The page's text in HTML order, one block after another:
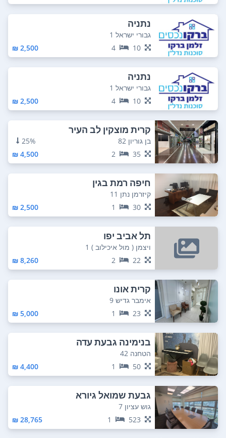
נתניה
גבורי ישראל 1
10
4
2,500 ₪
נתניה
גבורי ישראל 1
10
4
2,500 ₪
קרית מוצקין לב העיר
בן גוריון 82
25%
35
2
4,500 ₪
חיפה רמת בגין
קיזרמן נתן 11
30
1
2,500 ₪
תל אביב יפו
ויצמן ( מול איכילוב ) 1
22
2
8,260 ₪
קרית אונו
אימבר גדיש 9
23
1
5,000 ₪
בנימינה גבעת עדה
הטחנה 42
50
1
4,400 ₪
גבעת שמואל גיורא
גוש עציון 7
523
1
28,765 ₪